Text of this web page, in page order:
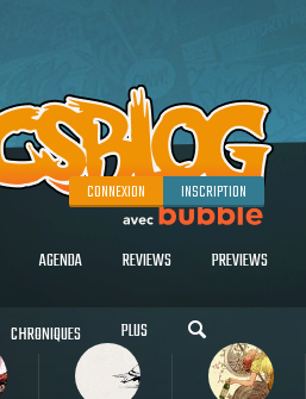
CONNEXION INSCRIPTION
AGENDA REVIEWS PREVIEWS
CHRONIQUES PLUS